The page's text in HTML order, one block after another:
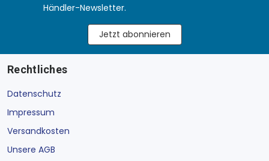
Händler-Newsletter.
Jetzt abonnieren
Rechtliches
Datenschutz
Impressum
Versandkosten
Unsere AGB